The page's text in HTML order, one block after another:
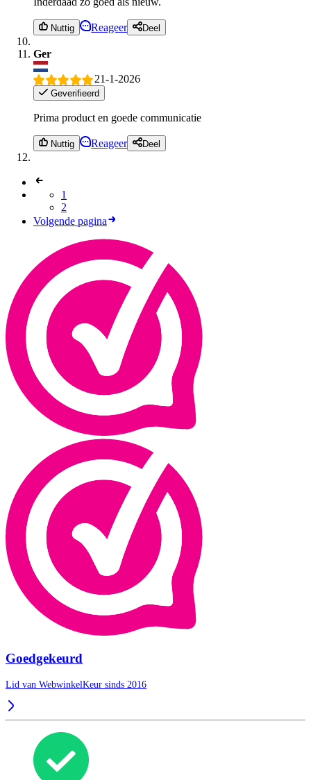
Nuttig Reageer Deel
Ger
21-1-2026
Geverifieerd
Prima product en goede communicatie
Nuttig Reageer Deel
1
2
Volgende pagina
Goedgekeurd
Lid van WebwinkelKeur sinds 2016